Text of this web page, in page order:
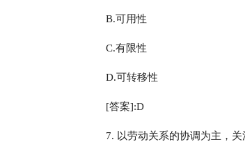
B.可用性
C.有限性
D.可转移性
[答案]:D
7. 以劳动关系的协调为主，